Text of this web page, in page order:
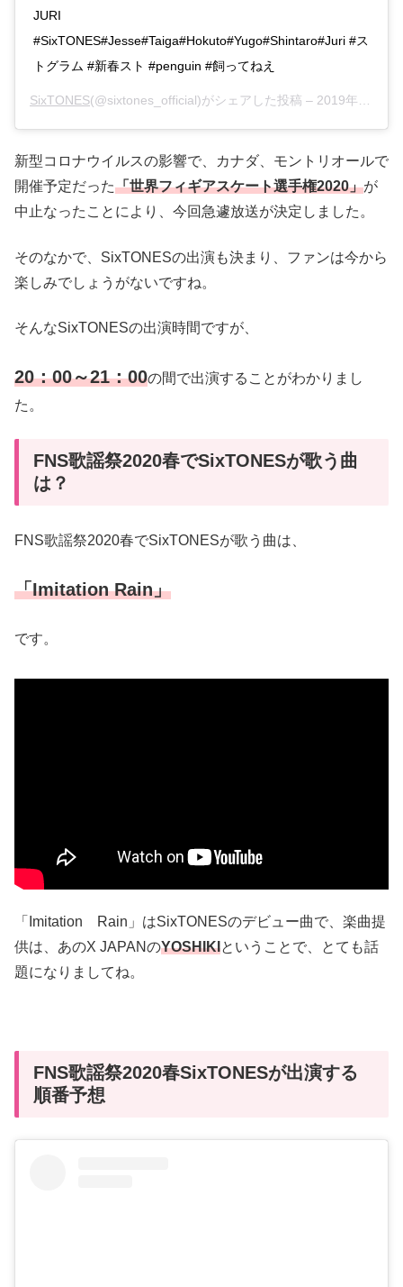
JURI
#SixTONES#Jesse#Taiga#Hokuto#Yugo#Shintaro#Juri #ス
トグラム #新春スト #penguin #飼ってねえ
SixTONES(@sixtones_official)がシェアした投稿 – 2019年12月月23日午後7時00分PST
新型コロナウイルスの影響で、カナダ、モントリオールで
開催予定だった「世界フィギアスケート選手権2020」が
中止なったことにより、今回急遽放送が決定しました。
そのなかで、SixTONESの出演も決まり、ファンは今から
楽しみでしょうがないですね。
そんなSixTONESの出演時間ですが、
20：00～21：00の間で出演することがわかりまし
た。
FNS歌謡祭2020春でSixTONESが歌う曲
は？
FNS歌謡祭2020春でSixTONESが歌う曲は、
「Imitation Rain」
です。
「Imitation Rain」はSixTONESのデビュー曲で、楽曲提
供は、あのX JAPANのYOSHIKIということで、とても話
題になりましてね。
FNS歌謡祭2020春SixTONESが出演する
順番予想